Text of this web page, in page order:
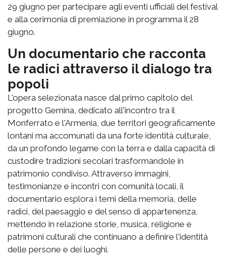
29 giugno per partecipare agli eventi ufficiali del festival
e alla cerimonia di premiazione in programma il 28
giugno.
Un documentario che racconta
le radici attraverso il dialogo tra
popoli
L'opera selezionata nasce dal primo capitolo del
progetto Gemina, dedicato all'incontro tra il
Monferrato e l'Armenia, due territori geograficamente
lontani ma accomunati da una forte identità culturale,
da un profondo legame con la terra e dalla capacità di
custodire tradizioni secolari trasformandole in
patrimonio condiviso. Attraverso immagini,
testimonianze e incontri con comunità locali, il
documentario esplora i temi della memoria, delle
radici, del paesaggio e del senso di appartenenza,
mettendo in relazione storie, musica, religione e
patrimoni culturali che continuano a definire l'identità
delle persone e dei luoghi.